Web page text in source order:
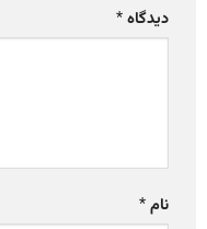
دیدگاه*
نام*